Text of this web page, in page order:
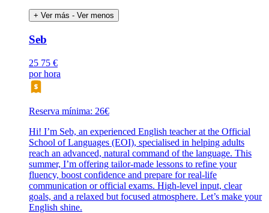
+ Ver más - Ver menos
Seb
25 75 €
por hora
Reserva mínima: 26€
Hi! I’m Seb, an experienced English teacher at the Official
School of Languages (EOI), specialised in helping adults
reach an advanced, natural command of the language. This
summer, I’m offering tailor-made lessons to refine your
fluency, boost confidence and prepare for real-life
communication or official exams. High-level input, clear
goals, and a relaxed but focused atmosphere. Let’s make your
English shine.